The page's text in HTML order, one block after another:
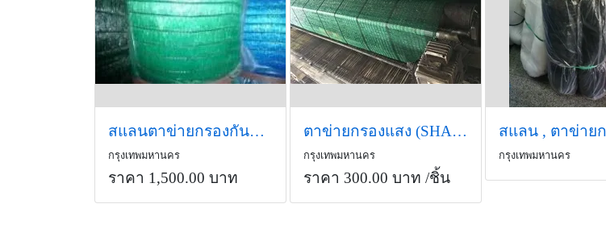
สแลนตาข่ายกรองกันแดด
กรุงเทพมหานคร
ราคา 1,500.00 บาท
ตาข่ายกรองแสง (SHADING NET),Sun Shade Net, Slan
กรุงเทพมหานคร
ราคา 300.00 บาท /ชิ้น
กรุงเทพมหานคร